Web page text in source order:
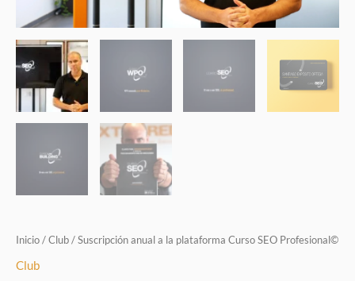
Inicio/Club/ Suscripción anual a la plataforma Curso SEO Profesional©
Club
Profesional©
cantidad